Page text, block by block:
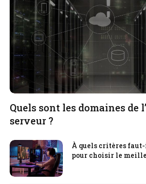
Quels sont les domaines de
serveur ?
À quels critères
pour choisir le